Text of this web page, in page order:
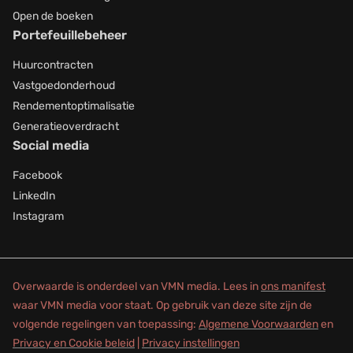
Open de boeken
Portefeuillebeheer
Huurcontracten
Vastgoedonderhoud
Rendementoptimalisatie
Generatieoverdracht
Social media
Facebook
LinkedIn
Instagram
Overwaarde is onderdeel van VMN media. Lees inons manifest
waar VMN media voor staat. Op gebruik van deze site zijn de
volgende regelingen van toepassing: Algemene Voorwaardenen
Privacy en Cookie beleid Privacy instellingen